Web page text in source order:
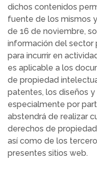
dichos contenidos
fuente de los mismos
de 16 de noviembre,
información del sector
para incurrir en
es aplicable a los
de propiedad
patentes, los diseños y
especialmente por
abstendrá de realizar
derechos de
así como de los
presentes sitios web.